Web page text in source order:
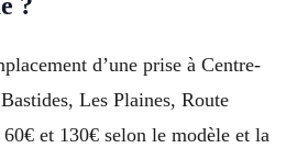
d’une prise à Centre-
Les Plaines, Route
et 130€ selon le modèle et la